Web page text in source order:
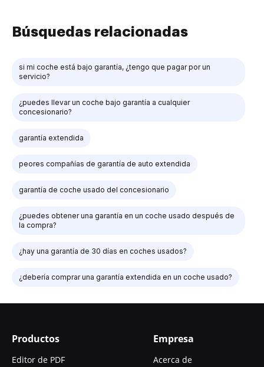
Búsquedas relacionadas
si mi coche está bajo garantía, ¿tengo que pagar por un
servicio?
¿puedes llevar un coche bajo garantía a cualquier
concesionario?
garantía extendida
peores compañías de garantía de auto extendida
garantía de coche usado del concesionario
¿puedes obtener una garantía en un coche usado después de
la compra?
¿hay una garantía de 30 días en coches usados?
¿debería comprar una garantía extendida en un coche usado?
Productos
Editor de PDF
Empresa
Acerca de